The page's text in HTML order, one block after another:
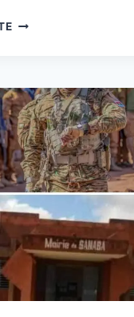
SEMAINE
:
« NOUS
NE
POUVONS
PAS
PARLER
DE
SOUVERAINETÉ
SI
NOUS
N’HÉBERGEONS
NOUS-